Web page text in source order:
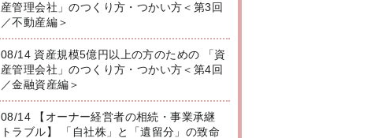
産管理会社」のつくり方・つかい方＜第3回
／不動産編＞
08/14 資産規模5億円以上の方のための 「資
産管理会社」のつくり方・つかい方＜第4回
／金融資産編＞
08/14 【オーナー経営者の相続・事業承継
トラブル】 「自社株」と「遺留分」の致命